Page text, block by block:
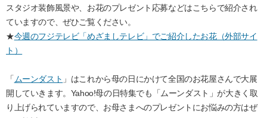
スタジオ装飾風景や、お花のプレゼント応募などはこちらで紹介され
ていますので、ぜひご覧ください。
★今週のフジテレビ「めざましテレビ」でご紹介したお花（外部サイ
ト）
「ムーンダスト 」はこれから母の日にかけて全国のお花屋さんで大展
開していきます。Yahoo!母の日特集でも「ムーンダスト」が大きく取
り上げられていますので、お母さまへのプレゼントにお悩みの方はぜ